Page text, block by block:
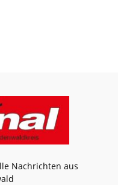
Nachrichten aus